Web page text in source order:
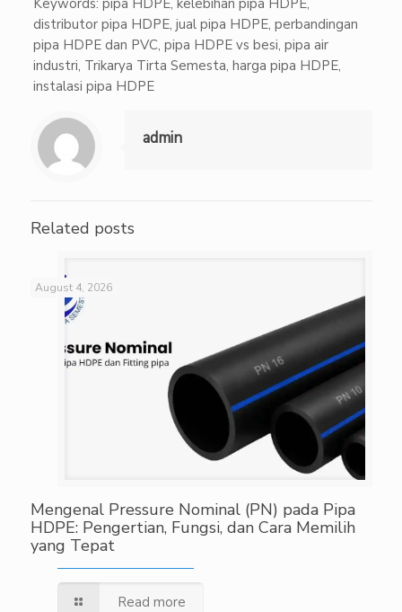
Keywords: pipa HDPE, kelebihan pipa HDPE,
distributor pipa HDPE, jual pipa HDPE, perbandingan
pipa HDPE dan PVC, pipa HDPE vs besi, pipa air
industri, Trikarya Tirta Semesta, harga pipa HDPE,
instalasi pipa HDPE
admin
Related posts
August 4, 2026
Mengenal Pressure Nominal (PN) pada Pipa
HDPE: Pengertian, Fungsi, dan Cara Memilih
yang Tepat
Read more